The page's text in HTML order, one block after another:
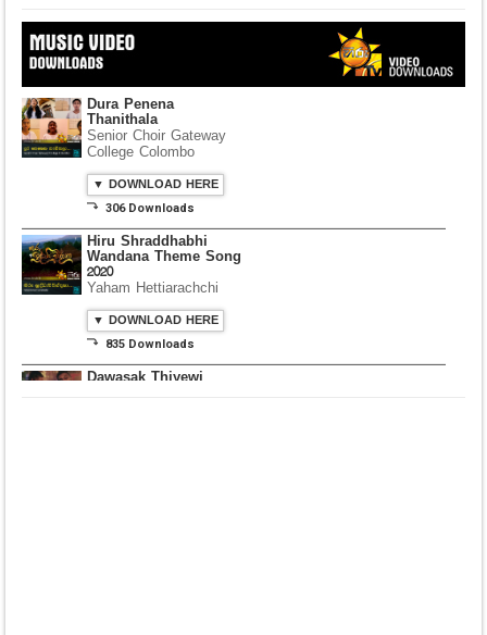
Dura Penena
Thanithala
Senior Choir Gateway
College Colombo
▼ DOWNLOAD HERE
⤵ 306 Downloads
Hiru Shraddhabhi
Wandana Theme Song
2020
Yaham Hettiarachchi
▼ DOWNLOAD HERE
⤵ 835 Downloads
Dawasak Thiyewi